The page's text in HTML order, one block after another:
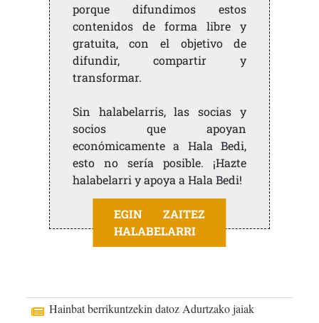
porque difundimos estos
contenidos de forma libre y
gratuita, con el objetivo de
difundir, compartir y
transformar.
Sin halabelarris, las socias y
socios que apoyan
económicamente a Hala Bedi,
esto no sería posible. ¡Hazte
halabelarri y apoya a Hala Bedi!
EGIN ZAITEZ
HALABELARRI
Hainbat berrikuntzekin datoz Adurtzako jaiak